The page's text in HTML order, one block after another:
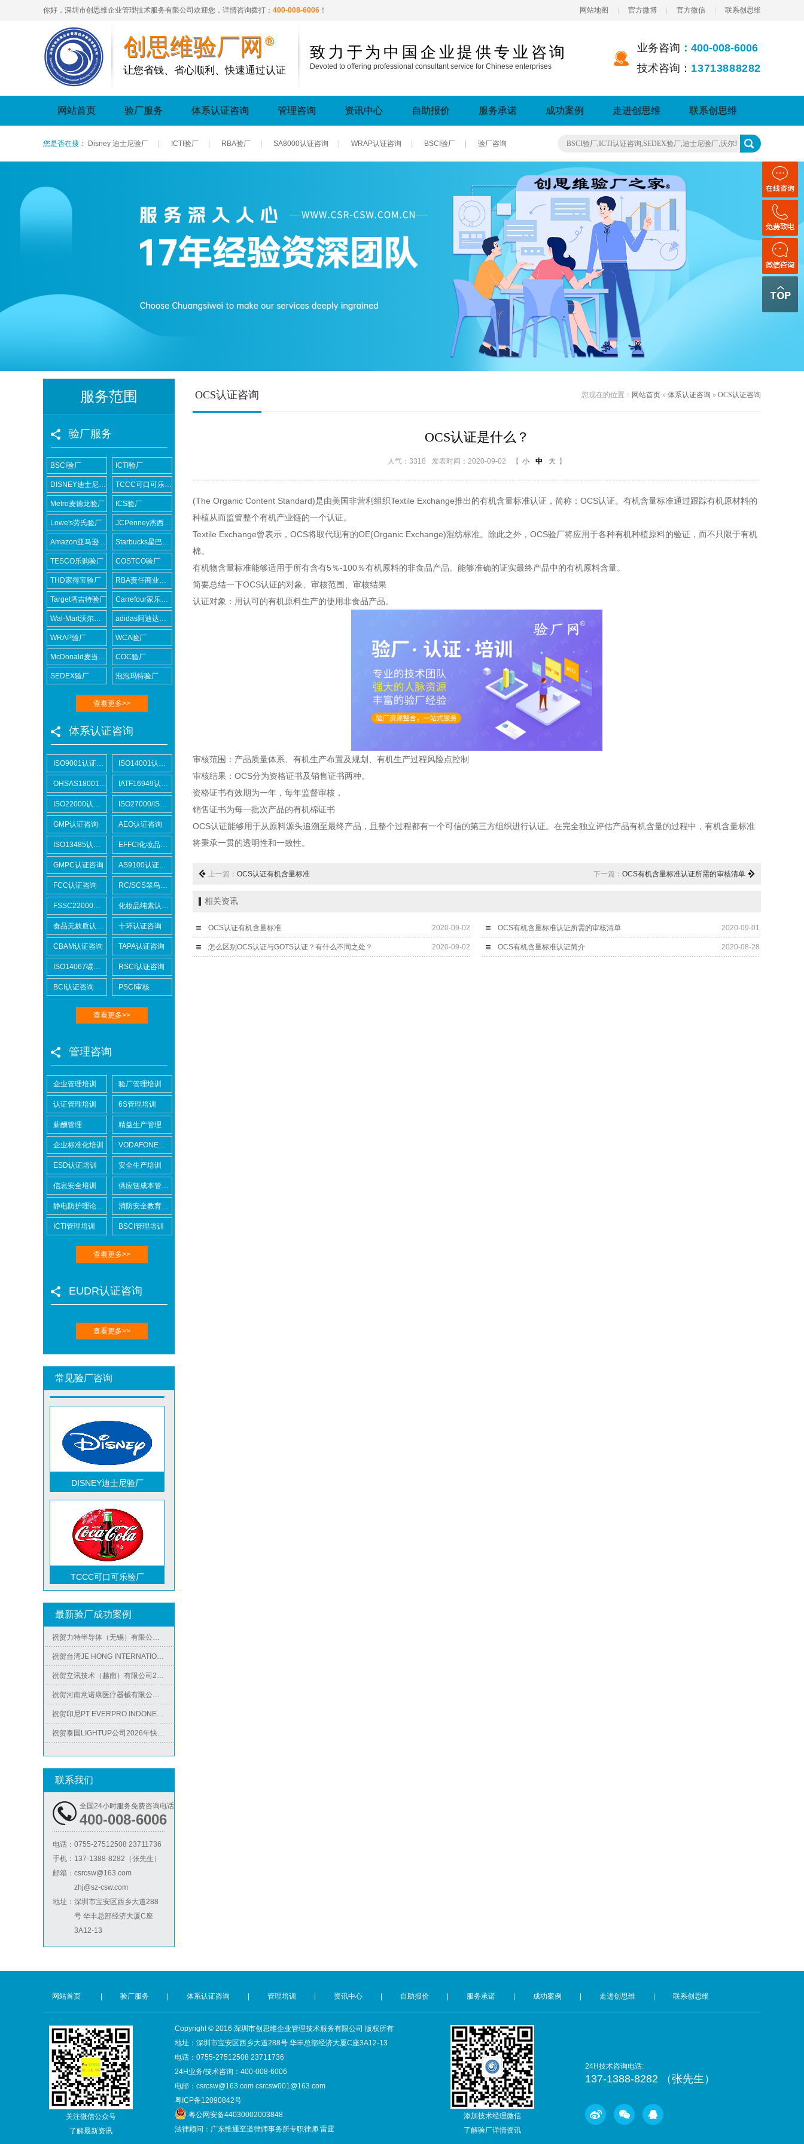
你好，深圳市创思维企业管理技术服务有限公司欢迎您，详情咨询拨打： 400-008-6006 ！ 网站地图 官方微博 官方微信 联系创思维
创思维验厂网 ®
让您省钱、省心顺利、快速通过认证
致力于为中国企业提供专业咨询
Devoted to offering professional consultant service for Chinese enterprises
业务咨询 ：400-008-6006
技术咨询： 13713888282
网站首页 验厂服务 体系认证咨询 管理咨询 资讯中心 自助报价 服务承诺 成功案例 走进创思维 联系创思维
您是否在搜： Disney 迪士尼验厂 ICTI验厂 RBA验厂 SA8000认证咨询 WRAP认证咨询 BSCI验厂 验厂咨询
服务范围
验厂服务
BSCI验厂 ICTI验厂
DISNEY迪士尼验厂 TCCC可口可乐验厂
Metro麦德龙验厂 ICS验厂
Lowe's劳氏验厂 JCPenney杰西潘尼验厂
Amazon亚马逊验厂 Starbucks星巴克验厂
TESCO乐购验厂 COSTCO验厂
THD家得宝验厂 RBA责任商业联盟认证咨询
Target塔吉特验厂 Carrefour家乐福验厂
Wal-Mart沃尔玛验厂 adidas阿迪达斯验厂
WRAP验厂 WCA验厂
McDonald麦当劳验厂 COC验厂
SEDEX验厂 泡泡玛特验厂
查看更多>>
体系认证咨询
ISO9001认证咨询 ISO14001认证咨询
OHSAS18001认证咨询 IATF16949认证咨询
ISO22000认证咨询 ISO27000/ISO27001认证咨询
GMP认证咨询 AEO认证咨询
ISO13485认证咨询 EFFCI化妆品原料认证咨询
GMPC认证咨询 AS9100认证咨询
FCC认证咨询 RC/SCS翠鸟认证咨询
FSSC22000认证咨询 化妆品纯素认证咨询
食品无麸质认证咨询 十环认证咨询
CBAM认证咨询 TAPA认证咨询
ISO14067碳足迹 RSCI认证咨询
BCI认证咨询 PSCI审核
查看更多>>
管理咨询
企业管理培训 验厂管理培训
认证管理培训 6S管理培训
薪酬管理 精益生产管理
企业标准化培训 VODAFONE认证知识培训
ESD认证培训 安全生产培训
信息安全培训 供应链成本管控培训
静电防护理论培训 消防安全教育培训
ICTI管理培训 BSCI管理培训
查看更多>>
EUDR认证咨询
查看更多>>
常见验厂咨询
Lowe's劳氏验厂
BSCI验厂
ICTI验厂
DISNEY迪士尼验厂
TCCC可口可乐验厂
Metro麦德龙验厂
ICS验厂
Lowe's劳氏验厂
ICTI验厂
最新验厂成功案例
祝贺力特半导体（无锡）有限公司2026年快速通过RBA-VAP认证审核并取得170.2分
祝贺台湾JE HONG INTERNATIONAL TEXTILE CO., LTD 2026年快速通过GRS认证
祝贺立讯技术（越南）有限公司2026年快速通过RBA-VAP认证审核，斩获金牌评级！
祝贺河南意诺康医疗器械有限公司2026年快速通过GMP认证
祝贺印尼PT EVERPRO INDONESIA TECHNOLOGIES公司2026年快速通过RBA-VAP审核
祝贺泰国LIGHTUP公司2026年快速通过SCAN验厂审核并取得99分
祝贺深圳景丰顺手袋有限公司2026年快速通过SGS-GRS认证
祝贺力特半导体（无锡）有限公司2026年快速通过RBA-VAP认证审核并取得170.2分
祝贺台湾JE HONG INTERNATIONAL TEXTILE CO., LTD 2026年快速通过GRS认证
祝贺河南意诺康医疗器械有限公司2026年快速通过GMP认证
联系我们
全国24小时服务免费咨询电话
400-008-6006
电话： 0755-27512508 23711736
手机： 137-1388-8282（张先生）
邮箱： csrcsw@163.com
zhj@sz-csw.com
地址： 深圳市宝安区西乡大道288
号 华丰总部经济大厦C座
3A12-13
OCS认证咨询 您现在的位置： 网站首页 » 体系认证咨询 » OCS认证咨询
OCS认证是什么？
人气：3318 发表时间：2020-09-02 【 小 中 大 】
(The Organic Content Standard)是由美国非营利组织Textile Exchange推出的有机含量标准认证，简称 ： OCS认证。有机含量标准通过跟踪有机原材料的
种植从而监管整个有机产业链的一个认证。
Textile Exchange曾表示， OCS将取代现有的OE(Organic Exchange)混纺标准。除此之外， OCS验厂将应用于各种有机种植原料的验证，而不只限于有机
棉。
有机物含量标准能够适用于所有含有5％-100％有机原料的非食品产品。能够准确的证实最终产品中的有机原料含量。
简要总结一下OCS认证的对象、审核范围、审核结果
认证对象：用认可的有机原料生产的使用非食品产品。
审核范围：产品质量体系 、有机生产布置及规划、有机生产过程风险点控制
审核结果： OCS分为资格证书及销售证书两种。
资格证书有效期为一年，每年监督审核，
销售证书为每一批次产品的有机棉证书
OCS认证能够用于从原料源头追溯至最终产品，且整个过程都有一个可信的第三方组织进行认证。在完全独立评估产品有机含量的过程中，有机含量标准
将秉承一贯的透明性和一致性。
上一篇： OCS认证有机含量标准 下一篇： OCS有机含量标准认证所需的审核清单
相关资讯
OCS认证有机含量标准 2020-09-02 OCS有机含量标准认证所需的审核清单 2020-09-01
怎么区别OCS认证与GOTS认证？有什么不同之处？ 2020-09-02 OCS有机含量标准认证简介 2020-08-28
网站首页 | 验厂服务 | 体系认证咨询 | 管理培训 | 资讯中心 | 自助报价 | 服务承诺 | 成功案例 | 走进创思维 | 联系创思维
关注微信公众号
了解最新资讯
Copyright © 2016 深圳市创思维企业管理技术服务有限公司 版权所有
地址：深圳市宝安区西乡大道288号 华丰总部经济大厦C座3A12-13
电话：0755-27512508 23711736
24H业务/技术咨询：400-008-6006
电邮：csrcsw@163.com csrcsw001@163.com
粤ICP备12090842号
粤公网安备44030002003848
法律顾问：广东惟通至道律师事务所专职律师 雷霆
24H技术咨询电话:
137-1388-8282 （张先生）
添加技术经理微信
了解验厂详情资讯